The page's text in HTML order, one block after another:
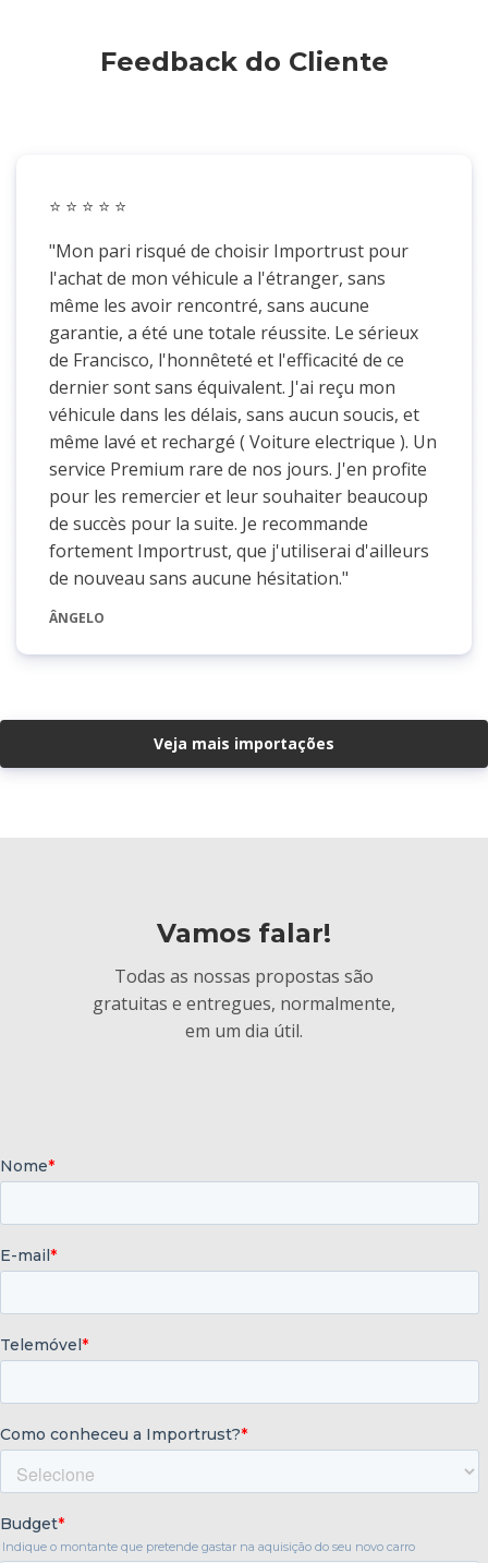
Feedback do Cliente
⭐️ ⭐️ ⭐️ ⭐️ ⭐️
"Mon pari risqué de choisir Importrust pour
l'achat de mon véhicule a l'étranger, sans
même les avoir rencontré, sans aucune
garantie, a été une totale réussite. Le sérieux
de Francisco, l'honnêteté et l'efficacité de ce
dernier sont sans équivalent. J'ai reçu mon
véhicule dans les délais, sans aucun soucis, et
même lavé et rechargé ( Voiture electrique ). Un
service Premium rare de nos jours. J'en profite
pour les remercier et leur souhaiter beaucoup
de succès pour la suite. Je recommande
fortement Importrust, que j'utiliserai d'ailleurs
de nouveau sans aucune hésitation."
ÂNGELO
Veja mais importações
Vamos falar!
Todas as nossas propostas são
gratuitas e entregues, normalmente,
em um dia útil.